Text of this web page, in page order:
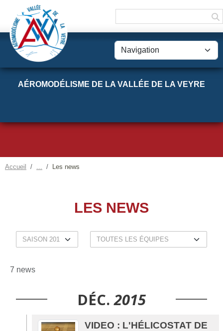
AÉROMODÉLISME DE LA VALLÉE DE LA VEYRE
Accueil Les news
LES NEWS
7 news
DÉC. 2015
VIDEO : L'HÉLICOSTAT DE
Panneau de gestion des cookies